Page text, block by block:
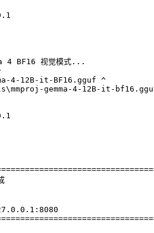
4 BF16 视觉模式...
4-12B-it-BF16.gguf ^
gemma-4-12B-it-